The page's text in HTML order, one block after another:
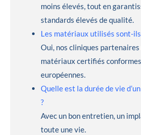
moins élevés, tout en
standards élevés de qualité.
Les matériaux utilisés sont-
Oui, nos cliniques
matériaux certifiés
européennes.
Quelle est la durée de vie
?
Avec un bon entretien, un
toute une vie.